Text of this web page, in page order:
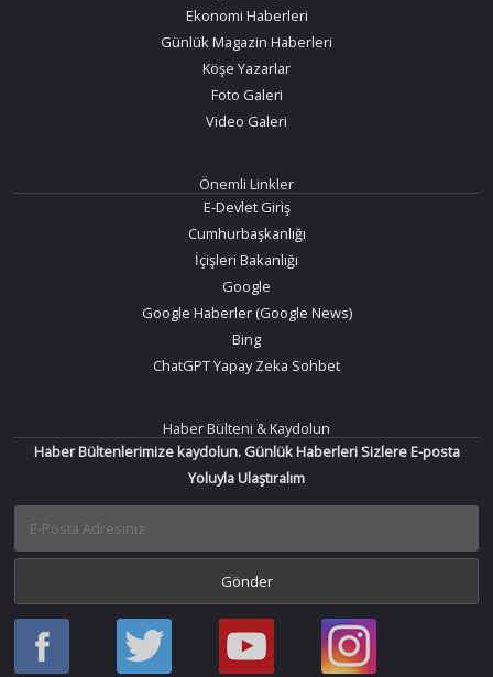
Ekonomi Haberleri
Günlük Magazin Haberleri
Köşe Yazarlar
Foto Galeri
Video Galeri
Önemli Linkler
E-Devlet Giriş
Cumhurbaşkanlığı
İçişleri Bakanlığı
Google
Google Haberler (Google News)
Bing
ChatGPT Yapay Zeka Sohbet
Haber Bülteni & Kaydolun
Haber Bültenlerimize kaydolun. Günlük Haberleri Sizlere E-posta
Yoluyla Ulaştıralım
Haber
Oku
Haber
Oku
Bir
Haber
Bir
Haber